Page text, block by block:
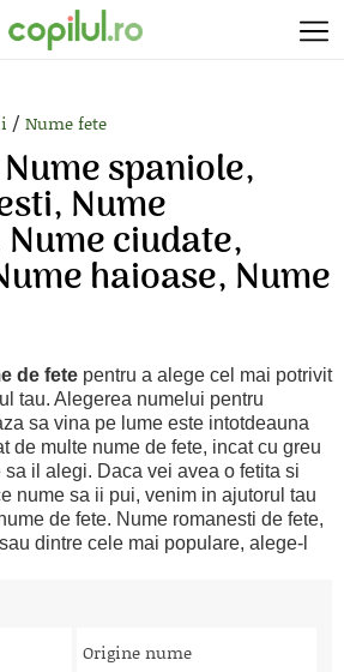
/ Nume fete
spaniole,
Nume
ciudate,
haioase, Nume
de fete pentru a alege cel mai potrivit
tau. Alegerea numelui pentru
sa vina pe lume este intotdeauna
de multe nume de fete, incat cu greu
il alegi. Daca vei avea o fetita si
nume sa ii pui, venim in ajutorul tau
de fete. Nume romanesti de fete,
dintre cele mai populare, alege-l
Origine nume